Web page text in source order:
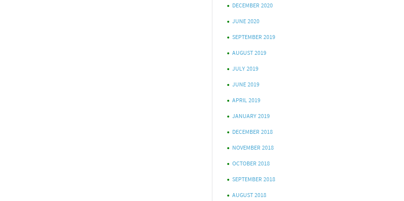
DECEMBER 2020
JUNE 2020
SEPTEMBER 2019
AUGUST 2019
JULY 2019
JUNE 2019
APRIL 2019
JANUARY 2019
DECEMBER 2018
NOVEMBER 2018
OCTOBER 2018
SEPTEMBER 2018
AUGUST 2018